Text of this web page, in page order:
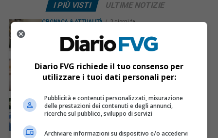
I PIÙ VISTI ULTIME NOTIZIE
CRONACA & ATTUALITÀ 3 giorni fa
le frazioni sotto osservazione
Mattia Ranghetti muore a 29 anni dopo la
folgorazione alle Ferriere Nord di Osoppo
CRONACA & ATTUALITÀ 2 giorni fa
Arrivano 142 nuovi poliziotti in Friuli-Venezia Giulia:
61 saranno assegnati a Trieste
Diario FVG richiede il tuo consenso per
utilizzare i tuoi dati personali per:
Pubblicità e contenuti personalizzati, misurazione
delle prestazioni dei contenuti e degli annunci,
ricerche sul pubblico, sviluppo di servizi
Archiviare informazioni su dispositivo e/o accedervi